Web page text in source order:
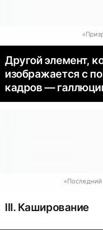
Другой элемент,
изображается с
кадров —
III. Каширование